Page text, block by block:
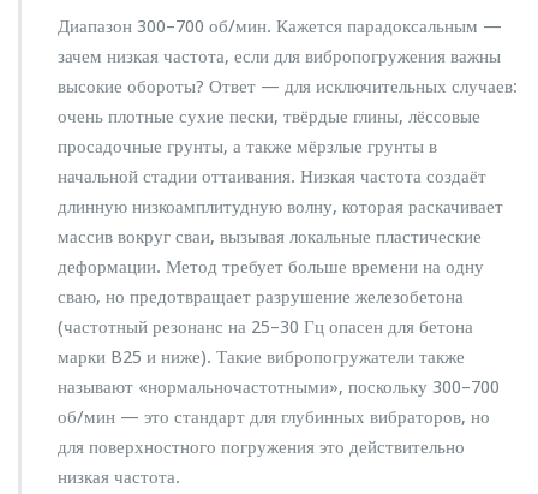
Диапазон 300–700 об/мин. Кажется парадоксальным —
зачем низкая частота, если для вибропогружения важны
высокие обороты? Ответ — для исключительных случаев:
очень плотные сухие пески, твёрдые глины, лёссовые
просадочные грунты, а также мёрзлые грунты в
начальной стадии оттаивания. Низкая частота создаёт
длинную низкоамплитудную волну, которая раскачивает
массив вокруг сваи, вызывая локальные пластические
деформации. Метод требует больше времени на одну
сваю, но предотвращает разрушение железобетона
(частотный резонанс на 25–30 Гц опасен для бетона
марки B25 и ниже). Такие вибропогружатели также
называют «нормальночастотными», поскольку 300–700
об/мин — это стандарт для глубинных вибраторов, но
для поверхностного погружения это действительно
низкая частота.